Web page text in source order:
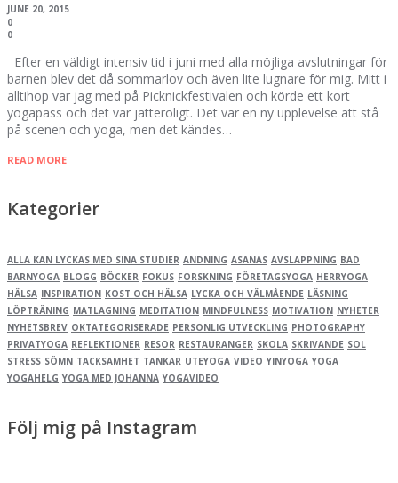
JUNE 20, 2015
0
0
Efter en väldigt intensiv tid i juni med alla möjliga avslutningar för
barnen blev det då sommarlov och även lite lugnare för mig. Mitt i
alltihop var jag med på Picknickfestivalen och körde ett kort
yogapass och det var jätteroligt. Det var en ny upplevelse att stå
på scenen och yoga, men det kändes…
READ MORE
Kategorier
ALLA KAN LYCKAS MED SINA STUDIER ANDNING ASANAS AVSLAPPNING BAD
BARNYOGA BLOGG BÖCKER FOKUS FORSKNING FÖRETAGSYOGA HERRYOGA
HÄLSA INSPIRATION KOST OCH HÄLSA LYCKA OCH VÄLMÅENDE LÄSNING
LÖPTRÄNING MATLAGNING MEDITATION MINDFULNESS MOTIVATION NYHETER
NYHETSBREV OKTATEGORISERADE PERSONLIG UTVECKLING PHOTOGRAPHY
PRIVATYOGA REFLEKTIONER RESOR RESTAURANGER SKOLA SKRIVANDE SOL
STRESS SÖMN TACKSAMHET TANKAR UTEYOGA VIDEO YINYOGA YOGA
YOGAHELG YOGA MED JOHANNA YOGAVIDEO
Följ mig på Instagram